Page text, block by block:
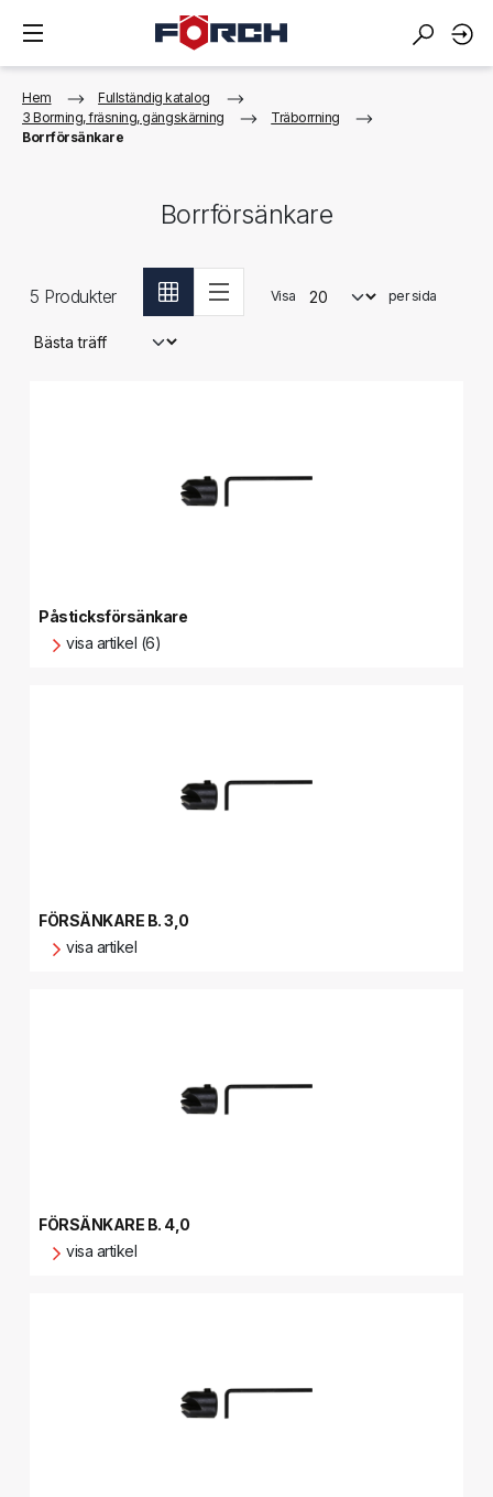
Hem
Fullständig katalog
3 Borrning, fräsning, gängskärning
Träborrning
Borrförsänkare
Borrförsänkare
5 Produkter Visa per sida
Påsticksförsänkare
visa artikel (6)
FÖRSÄNKARE B. 3,0
visa artikel
FÖRSÄNKARE B. 4,0
visa artikel